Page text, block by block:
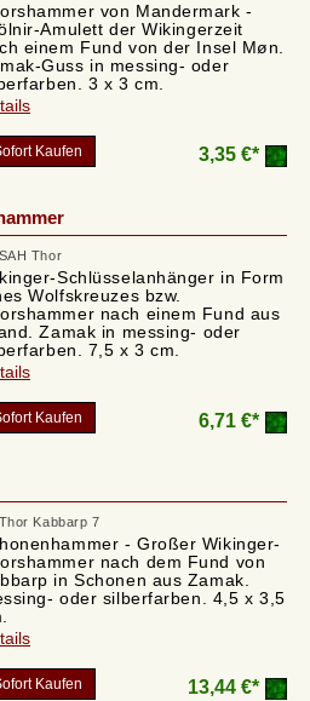
von Mandermark -
Amulett der Wikingerzeit
einem Fund von der Insel Møn.
Guss in messing- oder
3 x 3 cm.
Kaufen 3,35 €*
Thor
Schlüsselanhänger in Form
Wolfskreuzes bzw.
nach einem Fund aus
Zamak in messing- oder
7,5 x 3 cm.
Kaufen 6,71 €*
Kabbarp 7
- Großer Wikinger-
nach dem Fund von
in Schonen aus Zamak.
oder silberfarben. 4,5 x 3,5
Kaufen 13,44 €*